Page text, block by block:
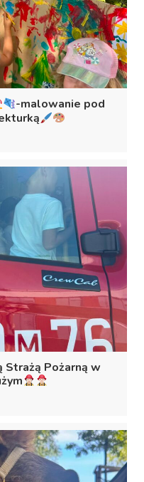
-malowanie pod
Strażą Pożarną w